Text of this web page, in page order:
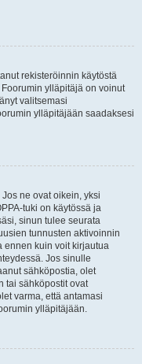
rekisteröinnin käytöstä
ylläpitäjä on voinut
valitsemasi
ylläpitäjään saadaksesi
ne ovat oikein, yksi
tuki on käytössä ja
sinun tulee seurata
tunnusten aktivoinnin
ennen kuin voit kirjautua
Jos sinulle
sähköpostia, olet
tai sähköpostit ovat
varma, että antamasi
ylläpitäjään.